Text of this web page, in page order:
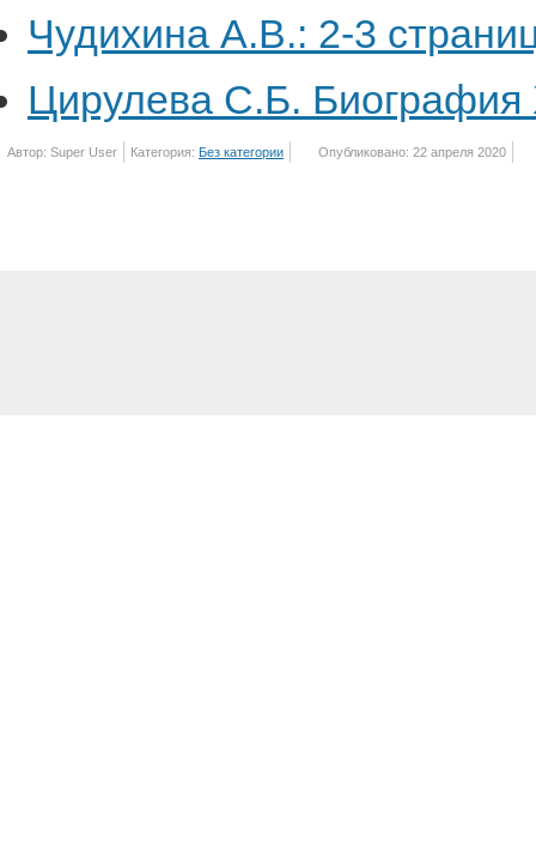
Чудихина А.В.: 2-3
Цирулева С.Б.
Автор: Super User Категория: Без категории Опубликовано: 22 апреля 2020